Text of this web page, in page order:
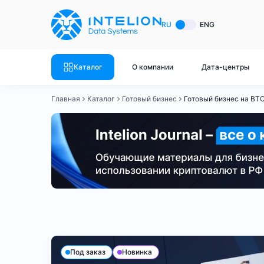
RU ENG
Каталог О компании Дата-центры
ASIC майнеры
Canaan
Innosilicon
Смотреть весь каталог
Готовый
Готовый
Готовый
Готовый
Готовый
Главная Каталог Готовый бизнес Готовый бизнес на
Под заказ Новинка